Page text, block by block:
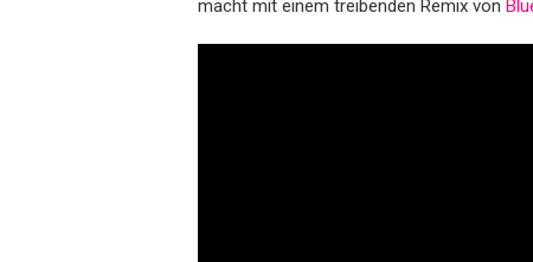
macht mit einem treibenden Remix von